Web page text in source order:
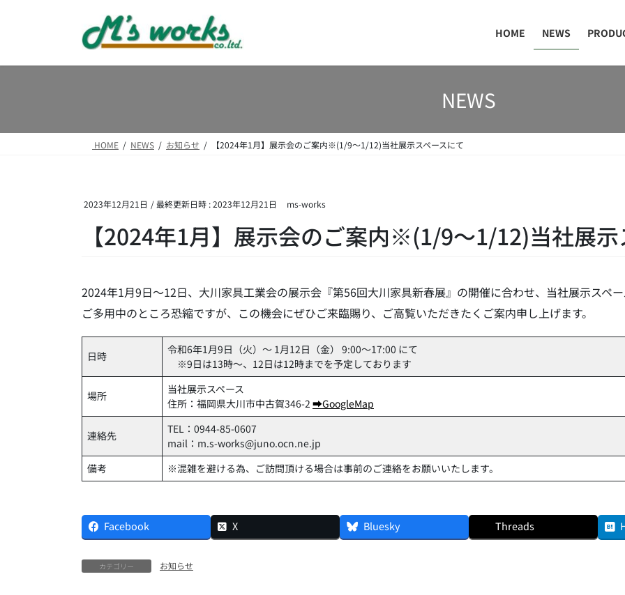
HOME NEWS
NEWS
HOME NEWS お知らせ 【2024年1月】展示会のご案内※(1/9～1/12)当社展示スペースにて
2023年12月21日 / 最終更新日時 :2023年12月21日 ms-works
【2024年1月】展示会のご案内※(1/9～1/12)当社展示
2024年1月9日～12日、大川家具工業会の展示会『第56回大川家具新春展』の開催に合わせ、当社展示スペー
ご多用中のところ恐縮ですが、この機会にぜひご来臨賜り、ご高覧いただきたくご案内申し上げます。
日時
令和6年1月9日（火）～ 1月12日（金） 9:00～17:00 にて
※9日は13時～、12日は12時までを予定しております
場所
当社展示スペース
住所：福岡県大川市中古賀346-2 ➡GoogleMap
連絡先
TEL：0944-85-0607
mail：m.s-works@juno.ocn.ne.jp
備考
※混雑を避ける為、ご訪問頂ける場合は事前のご連絡をお願いいたします。
Facebook X Bluesky Threads
カテゴリー お知らせ